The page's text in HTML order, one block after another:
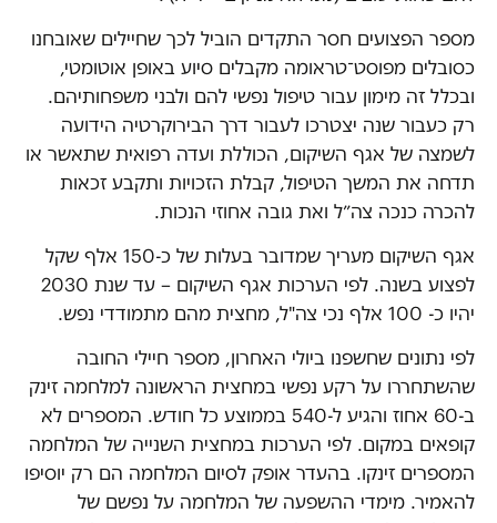
מספר הפצועים חסר התקדים הוביל לכך שחיילים שאובחנו
כסובלים מפוסט־טראומה מקבלים סיוע באופן אוטומטי,
ובכלל זה מימון עבור טיפול נפשי להם ולבני משפחותיהם.
רק כעבור שנה יצטרכו לעבור דרך הבירוקרטיה הידועה
לשמצה של אגף השיקום, הכוללת ועדה רפואית שתאשר או
תדחה את המשך הטיפול, קבלת הזכויות ותקבע זכאות
להכרה כנכה צה״ל ואת גובה אחוזי הנכות.
אגף השיקום מעריך שמדובר בעלות של כ-150 אלף שקל
לפצוע בשנה. לפי הערכות אגף השיקום – עד שנת 2030
יהיו כ- 100 אלף נכי צה"ל, מחצית מהם מתמודדי נפש.
לפי נתונים שחשפנו ביולי האחרון, מספר חיילי החובה
שהשתחררו על רקע נפשי במחצית הראשונה למלחמה זינק
ב-60 אחוז והגיע ל-540 בממוצע כל חודש. המספרים לא
קופאים במקום. לפי הערכות במחצית השנייה של המלחמה
המספרים זינקו. בהעדר אופק לסיום המלחמה הם רק יוסיפו
להאמיר. מימדי ההשפעה של המלחמה על נפשם של